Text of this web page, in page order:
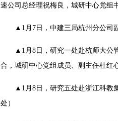
速公司总经理祝梅良，城研中心党组
▲1月7日，中建三局杭州分公司
▲1月8日，研究一处赴杭师大公
合，城研中心党组成员、副主任杜红
▲1月8日，研究五处赴浙江科教
处）